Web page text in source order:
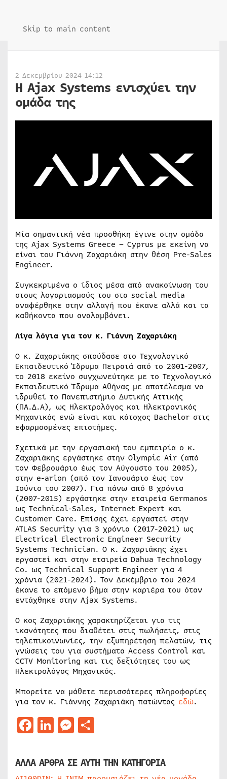
Skip to main content
2 Δεκεμβρίου 2024 14:12
Η Ajax Systems ενισχύει την
ομάδα της
Μία σημαντική νέα προσθήκη έγινε στην ομάδα
της Ajax Systems Greece – Cyprus με εκείνη να
είναι του Γιάννη Ζαχαριάκη στην θέση Pre-Sales
Engineer.
Συγκεκριμένα ο ίδιος μέσα από ανακοίνωση του
στους λογαριασμούς του στα social media
αναφέρθηκε στην αλλαγή που έκανε αλλά και τα
καθήκοντα που αναλαμβάνει.
Λίγα λόγια για τον κ. Γιάννη Ζαχαριάκη
Ο κ. Ζαχαριάκης σπούδασε στο Τεχνολογικό
Εκπαιδευτικό Ίδρυμα Πειραιά από το 2001-2007,
το 2018 εκείνο συγχωνεύτηκε με το Τεχνολογικό
Εκπαιδευτικό Ίδρυμα Αθήνας με αποτέλεσμα να
ιδρυθεί το Πανεπιστήμιο Δυτικής Αττικής
(ΠΑ.Δ.Α), ως Ηλεκτρολόγος και Ηλεκτρονικός
Μηχανικός ενώ είναι και κάτοχος Bachelor στις
εφαρμοσμένες επιστήμες.
Σχετικά με την εργασιακή του εμπειρία ο κ.
Ζαχαριάκης εργάστηκε στην Olympic Air (από
τον Φεβρουάριο έως τον Αύγουστο του 2005),
στην e-arion (από τον Ιανουάριο έως τον
Ιούνιο του 2007). Για πάνω από 8 χρόνια
(2007-2015) εργάστηκε στην εταιρεία Germanos
ως Technical-Sales, Internet Expert και
Customer Care. Επίσης έχει εργαστεί στην
ATLAS Security για 3 χρόνια (2017-2021) ως
Electrical Electronic Engineer Security
Systems Technician. Ο κ. Ζαχαριάκης έχει
εργαστεί και στην εταιρεία Dahua Technology
Co. ως Technical Support Engineer για 4
χρόνια (2021-2024). Τον Δεκέμβριο του 2024
έκανε το επόμενο βήμα στην καριέρα του όταν
εντάχθηκε στην Ajax Systems.
Ο κος Ζαχαριάκης χαρακτηρίζεται για τις
ικανότητες που διαθέτει στις πωλήσεις, στις
τηλεπικοινωνίες, την εξυπηρέτηση πελατών, τις
γνώσεις του για συστήματα Access Control και
CCTV Monitoring και τις δεξιότητες του ως
Ηλεκτρολόγος Μηχανικός.
Μπορείτε να μάθετε περισσότερες πληροφορίες
για τον κ. Γιάννης Ζαχαριάκη πατώντας εδώ.
Facebook
LinkedIn
Messenger
ΑΛΛΑ ΑΡΘΡΑ ΣΕ ΑΥΤΗ ΤΗΝ ΚΑΤΗΓΟΡΙΑ